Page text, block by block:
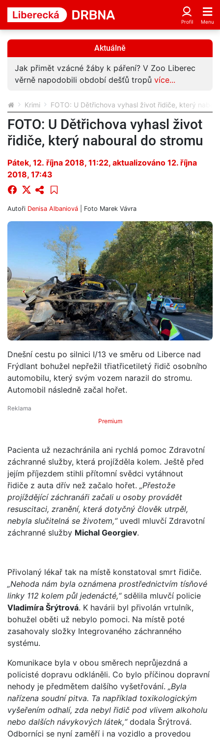
Aktuálně
Novou motorku si užil jen pár hodin. Vlastní chyba
ho stála životvíce...
Krimi FOTO: U Dětřichova vyhasl život řidiče, který
FOTO: U Dětřichova vyhasl život
řidiče, který naboural do stromu
Pátek, 12. října 2018, 11:22, aktualizováno 12. října
2018, 17:43
Autoři Denisa Albaniová | Foto Marek Vávra
Dnešní cestu po silnici I/13 ve směru od Liberce nad
Frýdlant bohužel nepřežil třiatřicetiletý řidič osobního
automobilu, který svým vozem narazil do stromu.
Automobil následně začal hořet.
Premium
Pacienta už nezachránila ani rychlá pomoc Zdravotní
záchranné služby, která projížděla kolem. Ještě před
jejím příjezdem stihli přítomní svědci vytáhnout
řidiče z auta dřív než začalo hořet. „Přestože
projíždějící záchranáři začali u osoby provádět
resuscitaci, zranění, která dotyčný člověk utrpěl,
nebyla slučitelná se životem,“uvedl mluvčí Zdravotní
záchranné služby Michal Georgiev.
Přivolaný lékař tak na místě konstatoval smrt řidiče.
„Nehoda nám byla oznámena prostřednictvím tísňové
linky 112 kolem půl jedenácté,“sdělila mluvčí policie
Vladimíra Šrýtrová. K havárii byl přivolán vrtulník,
bohužel oběti už nebylo pomoci. Na místě poté
zasahovaly složky Integrovaného záchranného
systému.
Komunikace byla v obou směrech neprůjezdná a
policisté dopravu odkláněli. Co bylo příčinou dopravní
nehody je předmětem dalšího vyšetřování. „Byla
nařízena soudní pitva. Ta například toxikologickým
vyšeřením odhalí, zda nebyl řidič pod vlivem alkoholu
nebo dalších návykových látek,“dodala Šrýtrová.
Odborníci se nyní zaměří i na vozidlo a provedou